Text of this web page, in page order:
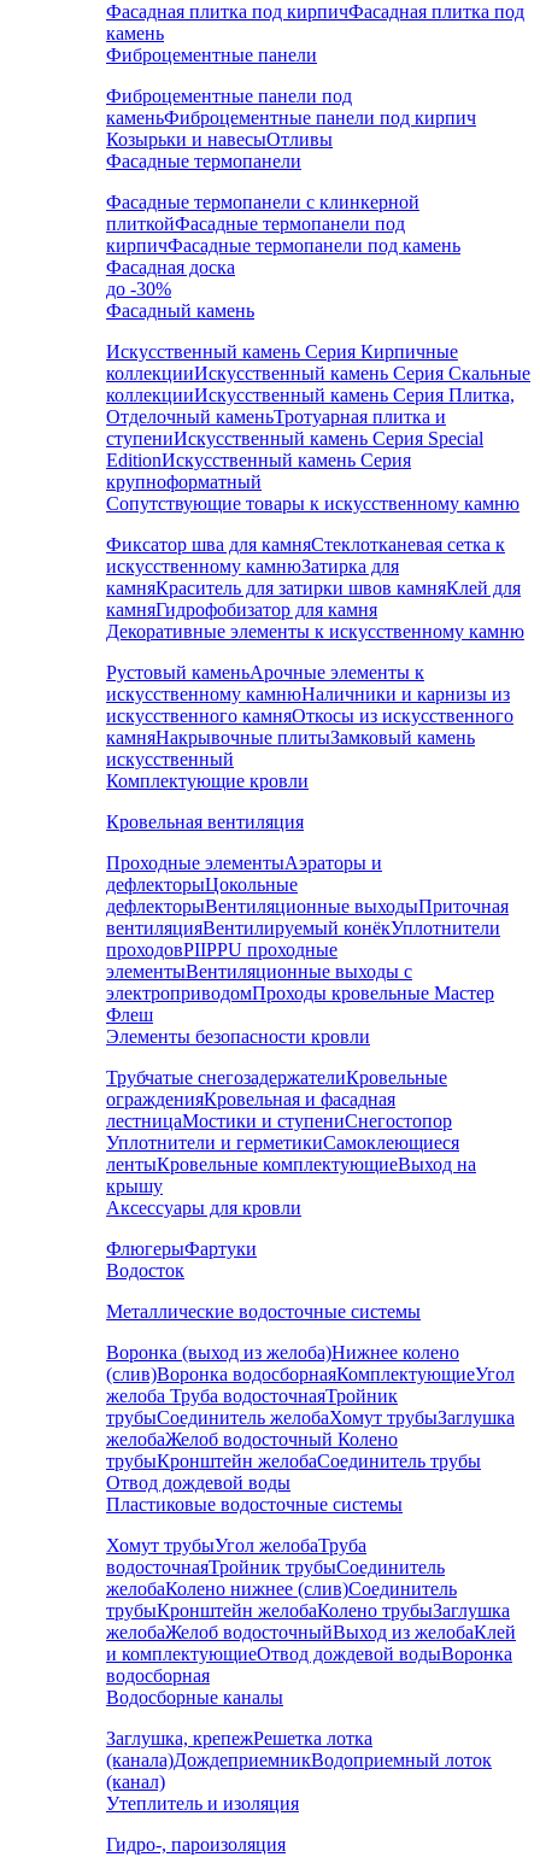
Фасадная плитка под кирпичФасадная плитка под
камень
Фиброцементные панели
Фиброцементные панели под
каменьФиброцементные панели под кирпич
Козырьки и навесыОтливы
Фасадные термопанели
Фасадные термопанели с клинкерной
плиткойФасадные термопанели под
кирпичФасадные термопанели под камень
Фасадная доска
до -30%
Фасадный камень
Искусственный камень Серия Кирпичные
коллекцииИскусственный камень Серия Скальные
коллекцииИскусственный камень Серия Плитка,
Отделочный каменьТротуарная плитка и
ступениИскусственный камень Серия Special
EditionИскусственный камень Серия
крупноформатный
Сопутствующие товары к искусственному камню
Фиксатор шва для камняСтеклотканевая сетка к
искусственному камнюЗатирка для
камняКраситель для затирки швов камняКлей для
камняГидрофобизатор для камня
Декоративные элементы к искусственному камню
Рустовый каменьАрочные элементы к
искусственному камнюНаличники и карнизы из
искусственного камняОткосы из искусственного
камняНакрывочные плитыЗамковый камень
искусственный
Комплектующие кровли
Кровельная вентиляция
Проходные элементыАэраторы и
дефлекторыЦокольные
дефлекторыВентиляционные выходыПриточная
вентиляцияВентилируемый конёкУплотнители
проходовPIIPPU проходные
элементыВентиляционные выходы с
электроприводомПроходы кровельные Мастер
Флеш
Элементы безопасности кровли
Трубчатые снегозадержателиКровельные
огражденияКровельная и фасадная
лестницаМостики и ступениСнегостопор
Уплотнители и герметикиСамоклеющиеся
лентыКровельные комплектующиеВыход на
крышу
Аксессуары для кровли
ФлюгерыФартуки
Водосток
Металлические водосточные системы
Воронка (выход из желоба)Нижнее колено
(слив)Воронка водосборнаяКомплектующиеУгол
желоба Труба водосточнаяТройник
трубыСоединитель желобаХомут трубыЗаглушка
желобаЖелоб водосточный Колено
трубыКронштейн желобаСоединитель трубы
Отвод дождевой воды
Пластиковые водосточные системы
Хомут трубыУгол желобаТруба
водосточнаяТройник трубыСоединитель
желобаКолено нижнее (слив)Соединитель
трубыКронштейн желобаКолено трубыЗаглушка
желобаЖелоб водосточныйВыход из желобаКлей
и комплектующиеОтвод дождевой водыВоронка
водосборная
Водосборные каналы
Заглушка, крепежРешетка лотка
(канала)ДождеприемникВодоприемный лоток
(канал)
Утеплитель и изоляция
Гидро-, пароизоляция